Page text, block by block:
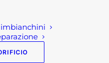
pratiche.
studiate
comodamente